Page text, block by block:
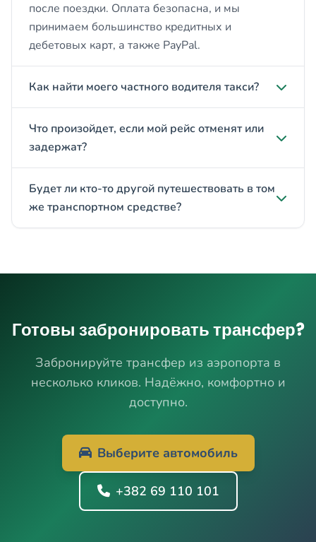
после поездки. Оплата безопасна, и мы
принимаем большинство кредитных и
дебетовых карт, а также PayPal.
Как найти моего частного водителя такси?
Что произойдет, если мой рейс отменят или
задержат?
Будет ли кто-то другой путешествовать в том
же транспортном средстве?
Готовы забронировать трансфер?
Забронируйте трансфер из аэропорта в
несколько кликов. Надёжно, комфортно и
доступно.
Выберите автомобиль
+382 69 110 101